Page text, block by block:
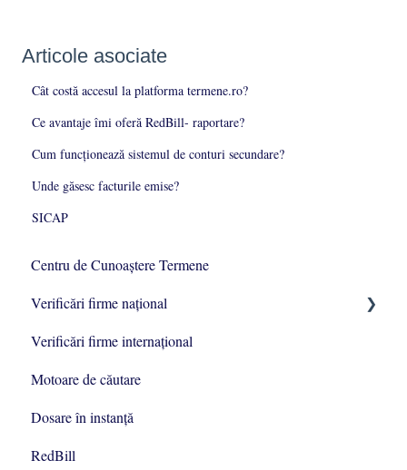
Articole asociate
Cât costă accesul la platforma termene.ro?
Ce avantaje îmi oferă RedBill- raportare?
Cum funcționează sistemul de conturi secundare?
Unde găsesc facturile emise?
SICAP
Centru de Cunoaștere Termene
Verificări firme naţional
Datele companiei
Asociaţi şi Administratori
Informații specifice
Informații financiare
Verificări firme internaţional
Motoare de căutare
Dosare în instanţă
RedBill